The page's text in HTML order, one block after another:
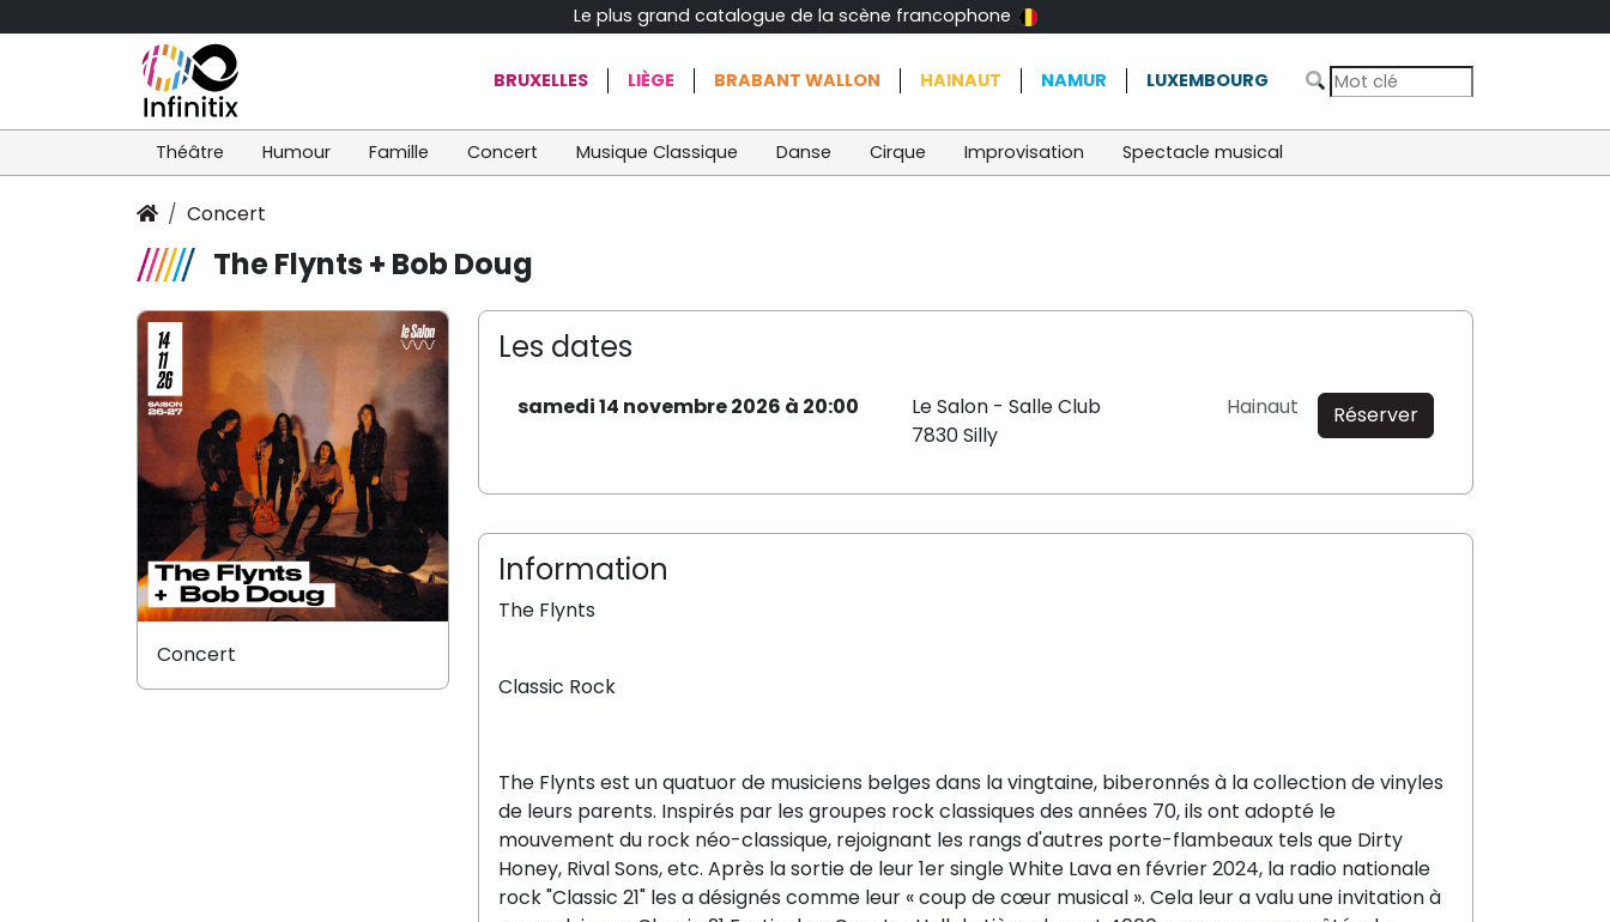
Le plus grand catalogue de la scène francophone
BRUXELLES LIÈGE BRABANT WALLON HAINAUT NAMUR LUXEMBOURG
Théâtre Humour Famille Concert Musique Classique Danse Cirque Improvisation Spectacle musical
Concert
The Flynts + Bob Doug
Les dates
samedi 14 novembre 2026 à 20:00
Le Salon - Salle Club
7830 Silly
Hainaut Réserver
Information
The Flynts
Classic Rock
The Flynts est un quatuor de musiciens belges dans la vingtaine, biberonnés à la collection de vinyles
de leurs parents. Inspirés par les groupes rock classiques des années 70, ils ont adopté le
mouvement du rock néo-classique, rejoignant les rangs d'autres porte-flambeaux tels que Dirty
Honey, Rival Sons, etc. Après la sortie de leur 1er single White Lava en février 2024, la radio nationale
rock "Classic 21" les a désignés comme leur « coup de cœur musical ». Cela leur a valu une invitation à
Concert